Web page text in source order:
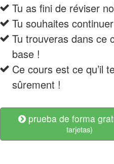
Tu as fini de réviser
Tu souhaites
Tu trouveras dans ce
base !
Ce cours est ce qu’il
sûrement !
prueba de forma
tarjetas)